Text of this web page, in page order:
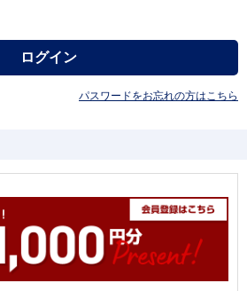
パスワードをお忘れの方はこちら